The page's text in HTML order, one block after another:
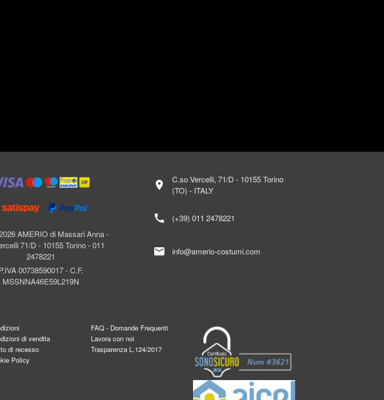
AMERIO di Massari Anna -
71/D - 10155 Torino - 011
2478221
00738590017 - C.F.
MSSNNA46E59L219N
location_on
C.so Vercelli, 71/D - 10155 Torino
(TO) - ITALY
call (+39) 011 2478221
mail info@amerio-costumi.com
di vendita
di recesso
Policy
FAQ - Domande Frequenti
Lavora con noi
Trasparenza L.124/2017